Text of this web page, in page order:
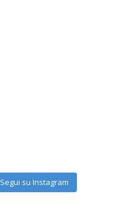
Segui su Instagram